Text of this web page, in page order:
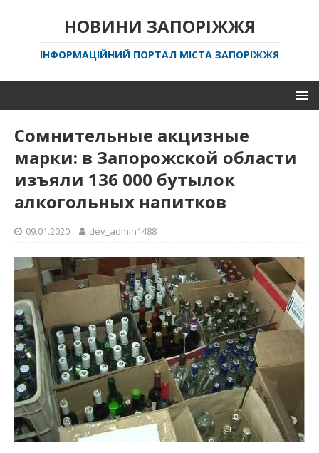
НОВИНИ ЗАПОРІЖЖЯ
ІНФОРМАЦІЙНИЙ ПОРТАЛ МІСТА ЗАПОРІЖЖЯ
Сомнительные акцизные
марки: в Запорожской области
изъяли 136 000 бутылок
алкогольных напитков
09.01.2020 dev_admin1488